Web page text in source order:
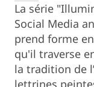
La série
Social Media
prend forme
qu'il traverse
la tradition de
lettrines